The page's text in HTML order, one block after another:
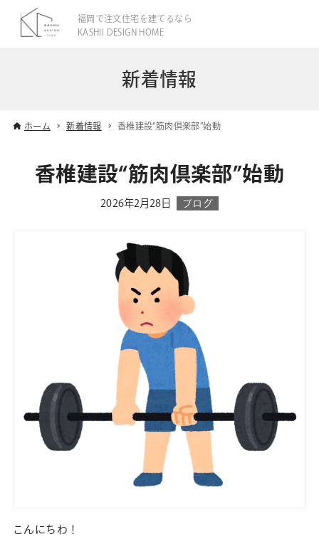
福岡で注文住宅を建てるなら
KASHII DESIGN HOME
新着情報
ホーム 新着情報 香椎建設“筋肉倶楽部”始動
香椎建設“筋肉倶楽部”始動
2026年2月28日 ブログ
こんにちわ！